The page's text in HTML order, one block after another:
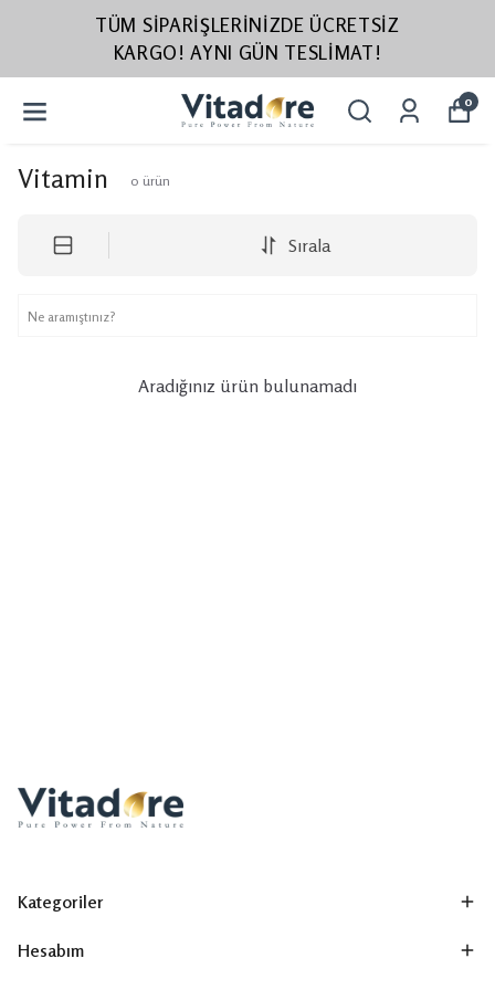
TÜM SIPARIŞLERINIZDE ÜCRETSIZ
KARGO! AYNI GÜN TESLIMAT!
0
Vitamin 0 ürün
Sırala
Aradığınız ürün bulunamadı
Kategoriler
Hesabım